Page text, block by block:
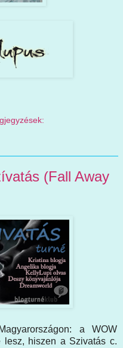
(Fall Away
a WOW
lesz, hiszen a Szivatás c.